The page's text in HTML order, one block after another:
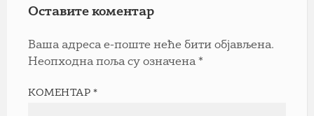
Оставите коментар
Ваша адреса е-поште неће бити објављена.
Неопходна поља су означена *
КОМЕНТАР*